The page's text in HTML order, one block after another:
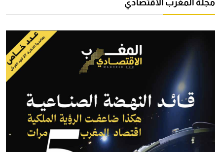
مجلة المغرب الاقتصادي